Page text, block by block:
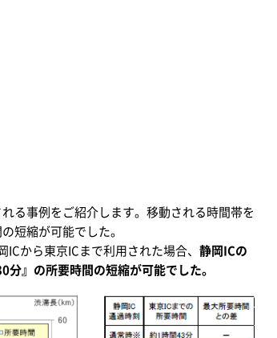
る事例をご紹介します。移動される時間帯を
短縮が可能でした。
から東京ICまで利用された場合、 静岡ICの
』の所要時間の短縮が可能でした。